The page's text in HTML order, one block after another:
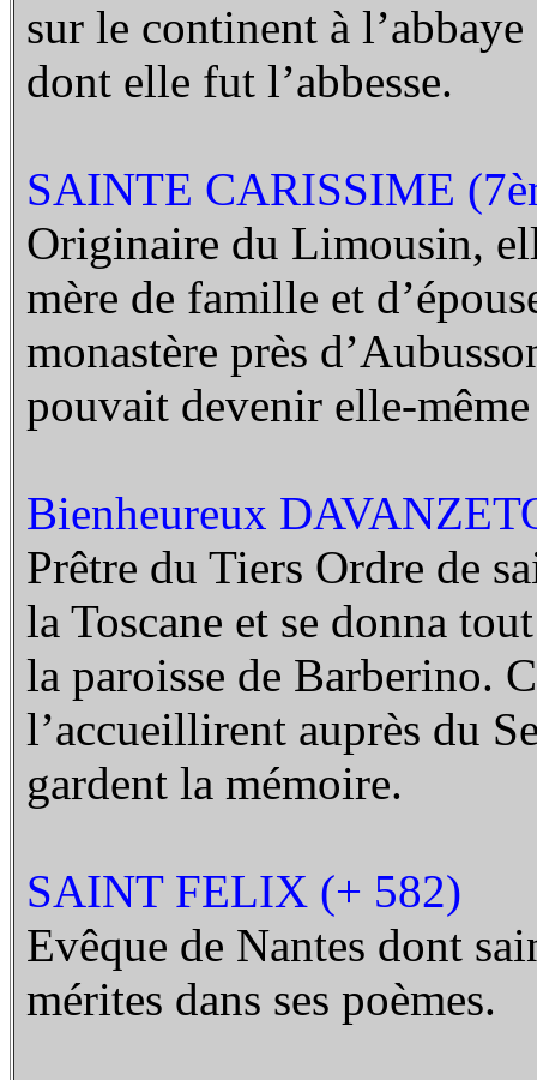
sur le continent à
dont elle fut l’abbesse.
SAINTE CARISSIME
Originaire du Limousin,
mère de famille et
monastère près
pouvait devenir elle-
Bienheureux
Prêtre du Tiers Ordre de
la Toscane et se donna
la paroisse de Barberino.
l’accueillirent auprès du
gardent la mémoire.
SAINT FELIX (+ 582)
Evêque de Nantes dont
mérites dans ses poèmes.